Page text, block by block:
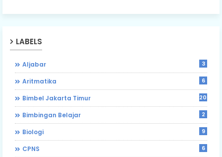
LABELS
Aljabar 3
Aritmatika 6
Bimbel Jakarta Timur 203
Bimbingan Belajar 2
Biologi 9
CPNS 6